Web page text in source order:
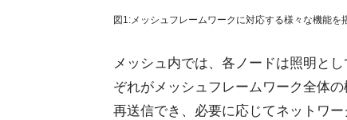
図1:メッシュフレームワークに対応する様々な機能
メッシュ内では、各ノードは照明と
ぞれがメッシュフレームワーク全体
再送信でき、必要に応じてネットワ